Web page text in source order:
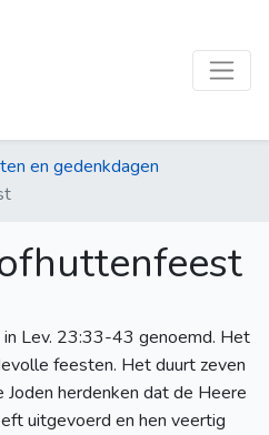
en gedenkdagen
Lev. 23:33-43 genoemd. Het
feesten. Het duurt zeven
herdenken dat de Heere
uitgevoerd en hen veertig